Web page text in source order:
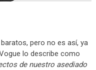
pero no es así, ya
lo describe como
de nuestro asediado